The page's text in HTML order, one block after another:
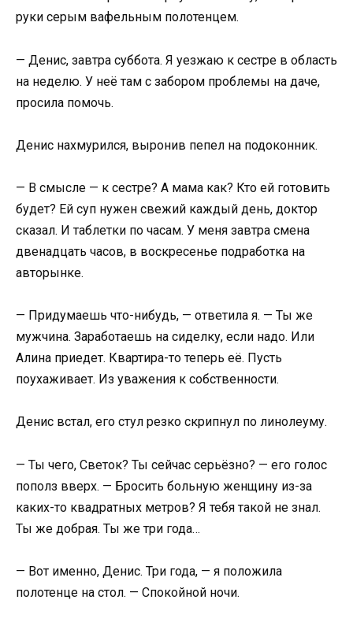
руки серым вафельным полотенцем.
— Денис, завтра суббота. Я уезжаю к сестре в область
на неделю. У неё там с забором проблемы на даче,
просила помочь.
Денис нахмурился, выронив пепел на подоконник.
— В смысле — к сестре? А мама как? Кто ей готовить
будет? Ей суп нужен свежий каждый день, доктор
сказал. И таблетки по часам. У меня завтра смена
двенадцать часов, в воскресенье подработка на
авторынке.
— Придумаешь что-нибудь, — ответила я. — Ты же
мужчина. Заработаешь на сиделку, если надо. Или
Алина приедет. Квартира-то теперь её. Пусть
поухаживает. Из уважения к собственности.
Денис встал, его стул резко скрипнул по линолеуму.
— Ты чего, Светок? Ты сейчас серьёзно? — его голос
пополз вверх. — Бросить больную женщину из-за
каких-то квадратных метров? Я тебя такой не знал.
Ты же добрая. Ты же три года…
— Вот именно, Денис. Три года, — я положила
полотенце на стол. — Спокойной ночи.